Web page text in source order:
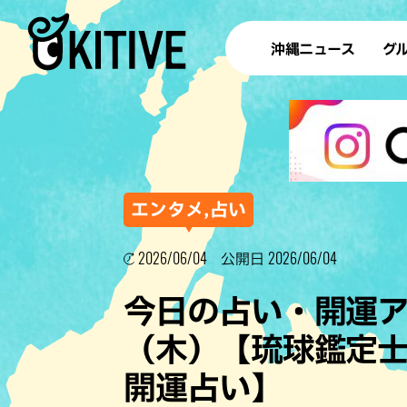
沖縄ニュース グ
ラ
テイ
すし
ステー
その他
エンタメ,占い
2026/06/04 公開日 2026/06/04
今日の占い・開運
（木）【琉球鑑定
開運占い】